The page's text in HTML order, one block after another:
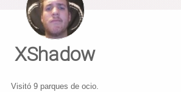
XShadow
Visitó 9 parques de ocio.